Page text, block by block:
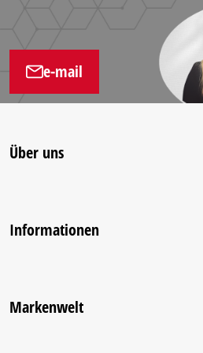
e-mail
Über uns
Informationen
Markenwelt